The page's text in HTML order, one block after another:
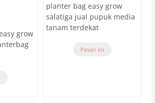
grow
planter bag easy grow
salatiga jual pupuk media
tanam terdekat
Pesan Ini